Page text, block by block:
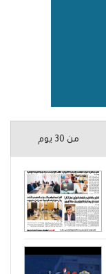
من 30 يوم